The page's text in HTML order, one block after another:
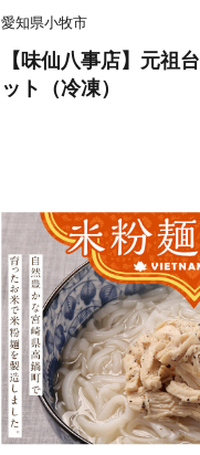
愛知県小牧市
【味仙八事店】元
ット（冷凍）